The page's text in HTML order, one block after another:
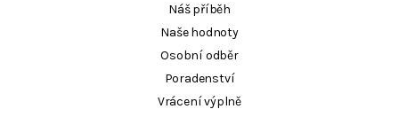
Náš příběh
Naše hodnoty
Osobní odběr
Poradenství
Vrácení výplně